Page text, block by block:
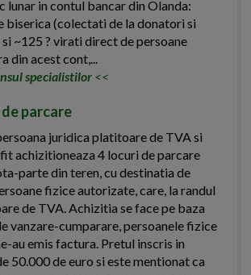
lunar in contul bancar din Olanda:
biserica (colectati de la donatori si
~125 ? virati direct de persoane
din acest cont,...
specialistilor <<
parcare
juridica platitoare de TVA si
achizitioneaza 4 locuri de parcare
parte din teren, cu destinatia de
fizice autorizate, care, la randul
de TVA. Achizitia se face pe baza
vanzare-cumparare, persoanele fizice
au emis factura. Pretul inscris in
50.000 de euro si este mentionat ca